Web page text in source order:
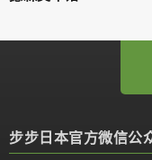
步步日本官方微信公